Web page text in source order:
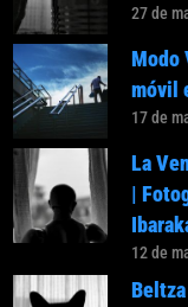
27 de
Modo
móvil
17 de
La
|
12 de